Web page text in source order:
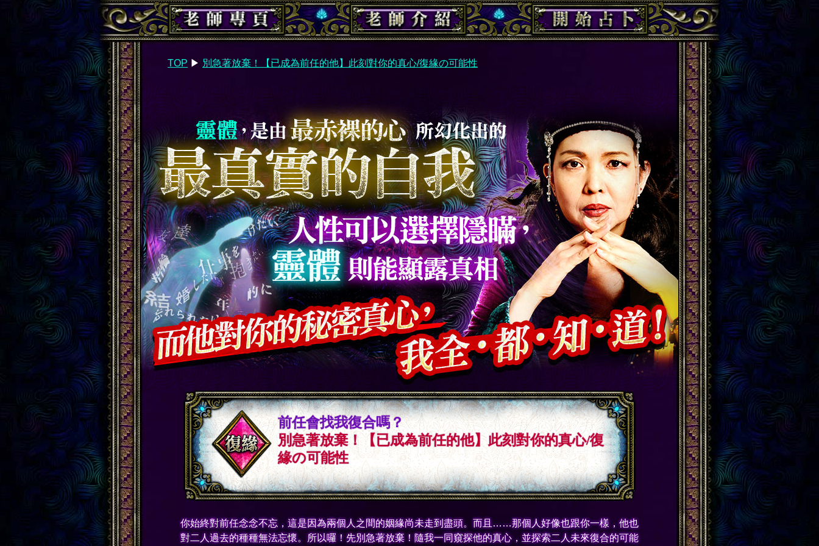
TOP ▶︎ 別急著放棄！【已成為前任的他】此刻對你的真心/復緣の可能性
前任會找我復合嗎？
別急著放棄！【已成為前任的他】此刻對你的真心/復
緣の可能性
你始終對前任念念不忘，這是因為兩個人之間的姻緣尚未走到盡頭。而且……那個人好像也跟你一樣，他也
對二人過去的種種無法忘懷。所以囉！先別急著放棄！隨我一同窺探他的真心，並探索二人未來復合的可能